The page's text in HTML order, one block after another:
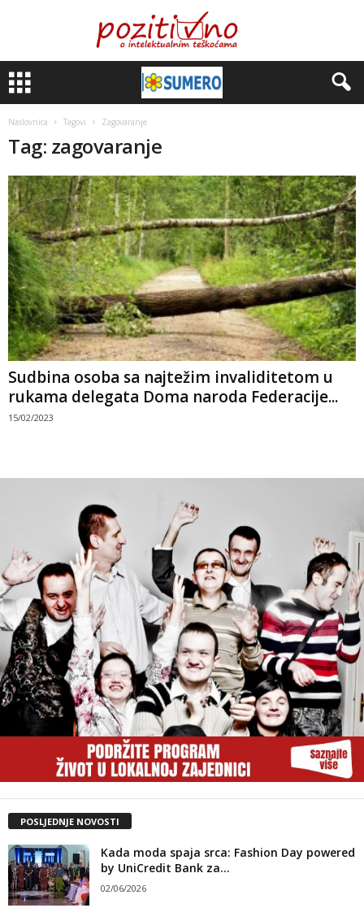
Naslovnica Tagovi Zagovaranje
Tag: zagovaranje
Sudbina osoba sa najtežim invaliditetom u
rukama delegata Doma naroda Federacije...
15/02/2023
POSLJEDNJE NOVOSTI
Kada moda spaja srca: Fashion Day powered
by UniCredit Bank za...
02/06/2026